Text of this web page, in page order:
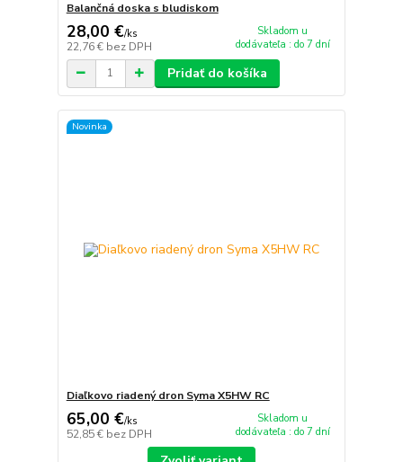
Balančná doska s bludiskom
28,00 €/ks
22,76 € bez DPH
Skladom u
dodávateľa : do 7 dní
Pridať do košíka
Novinka
Diaľkovo riadený dron Syma X5HW RC
65,00 €/ks
52,85 € bez DPH
Skladom u
dodávateľa : do 7 dní